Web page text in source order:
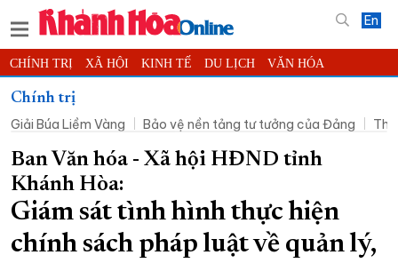
En
CHÍNH TRỊ XÃ HỘI KINH TẾ DU LỊCH VĂN HÓA
THỂ THAO
KHOA HỌC - CÔNG NGHỆ PHÁP LUẬT BẠN ĐỌC PHÓNG SỰ
THẾ GIỚI MULTIMEDIA VIDEO ĐỌC BÁO ONLINE
PODCAST THÔNG TIN - QUẢNG CÁO
QUY HOẠCH TỈNH KHÁNH HÒA
TRƯỜNG SA BIỂN ĐẢO QUÊ HƯƠNG
Chính trị
Giải Búa Liềm Vàng
Bảo vệ nền tảng tư tưởng của Đảng
Ban Văn hóa - Xã hội HĐND tỉnh
Khánh Hòa:
Giám sát tình hình thực hiện
chính sách pháp luật về quản lý,